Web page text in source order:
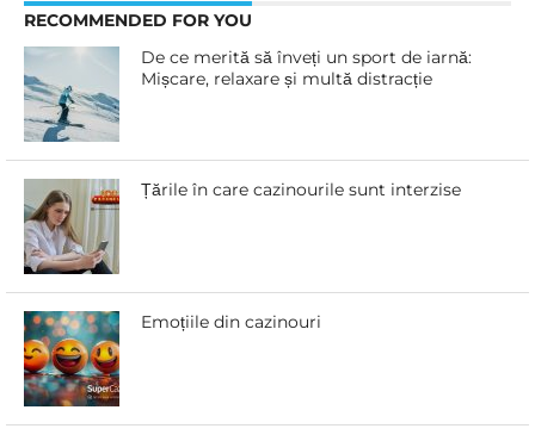
RECOMMENDED FOR YOU
De ce merită să înveți un sport de iarnă:
Mișcare, relaxare și multă distracție
Țările în care cazinourile sunt interzise
Emoțiile din cazinouri